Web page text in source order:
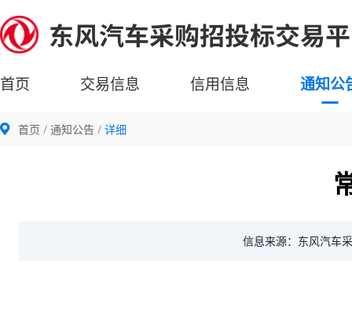
首页 交易信息 信用信息 通知公
首页 通知公告 详细
信息来源：东风汽车